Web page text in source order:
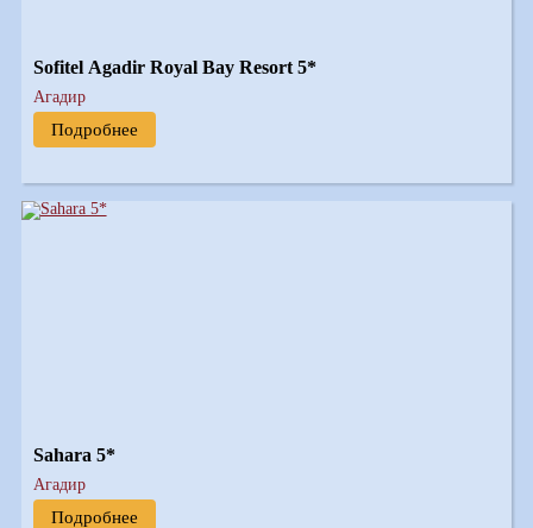
Sofitel Agadir Royal Bay Resort 5*
Агадир
Подробнее
Sahara 5*
Агадир
Подробнее